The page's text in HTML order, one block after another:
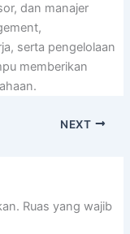
dan manajer
serta pengelolaan
memberikan
NEXT
Ruas yang wajib